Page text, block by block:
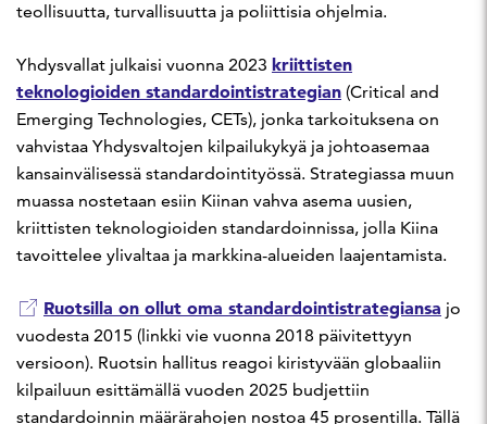
teollisuutta, turvallisuutta ja poliittisia ohjelmia.
Yhdysvallat julkaisi vuonna 2023 kriittisten
teknologioiden standardointistrategian (Critical and
Emerging Technologies, CETs), jonka tarkoituksena on
vahvistaa Yhdysvaltojen kilpailukykyä ja johtoasemaa
kansainvälisessä standardointityössä. Strategiassa muun
muassa nostetaan esiin Kiinan vahva asema uusien,
kriittisten teknologioiden standardoinnissa, jolla Kiina
tavoittelee ylivaltaa ja markkina-alueiden laajentamista.
Ruotsilla on ollut oma standardointistrategiansa jo
vuodesta 2015 (linkki vie vuonna 2018 päivitettyyn
versioon). Ruotsin hallitus reagoi kiristyvään globaaliin
kilpailuun esittämällä vuoden 2025 budjettiin
standardoinnin määrärahojen nostoa 45 prosentilla. Tällä